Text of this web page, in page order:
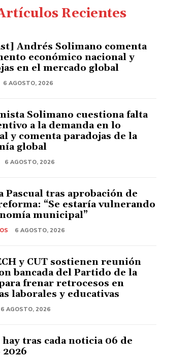
Recientes
Andrés Solimano comenta
económico nacional y
en el mercado global
6 AGOSTO, 2026
Solimano cuestiona falta
a la demanda en lo
y comenta paradojas de la
global
6 AGOSTO, 2026
Pascual tras aprobación de
“Se estaría vulnerando
municipal”
6 AGOSTO, 2026
y CUT sostienen reunión
bancada del Partido de la
frenar retrocesos en
laborales y educativas
6 AGOSTO, 2026
hay tras cada noticia 06 de
2026